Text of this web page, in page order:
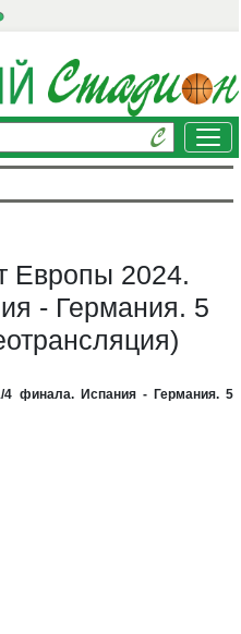
Европы 2024.
- Германия. 5
финала. Испания - Германия. 5